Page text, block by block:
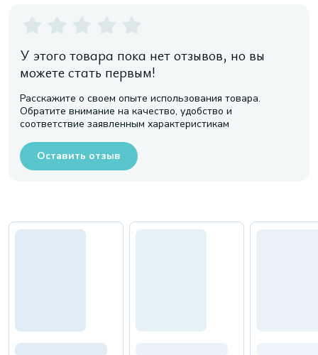
У этого товара пока нет отзывов, но вы
можете стать первым!
Расскажите о своем опыте использования товара.
Обратите внимание на качество, удобство и
соответствие заявленным характеристикам
Оставить отзыв